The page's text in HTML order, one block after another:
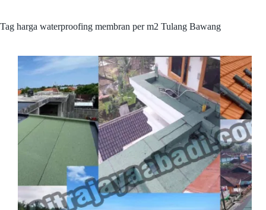
Tag harga waterproofing membran per m2 Tulang Bawang